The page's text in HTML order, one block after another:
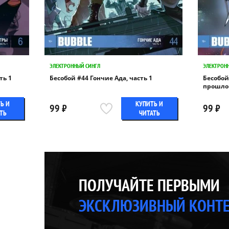
1
И
ЭЛЕКТРОННЫЙ СИНГЛ
Бесобой #44 Гончие Ада, часть 1
99 ₽
КУПИТЬ И
ЧИТАТЬ
99 ₽
ПОЛУЧАЙТЕ ПЕРВЫМИ
ЭКСКЛЮЗИВНЫЙ